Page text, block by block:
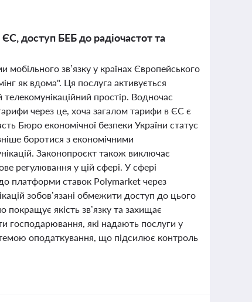
доступ БЕБ до радіочастот та
зв’язку у країнах Європейського
як вдома". Ця послуга активується
телекомунікаційний простір. Водночас
через це, хоча загалом тарифи в ЄС є
Бюро економічної безпеки України статус
боротися з економічними
Законопроєкт також виключає
регулювання у цій сфері. У сфері
платформи ставок Polymarket через
зобов’язані обмежити доступ до цього
якість зв’язку та захищає
господарювання, які надають послуги у
оподаткування, що підсилює контроль